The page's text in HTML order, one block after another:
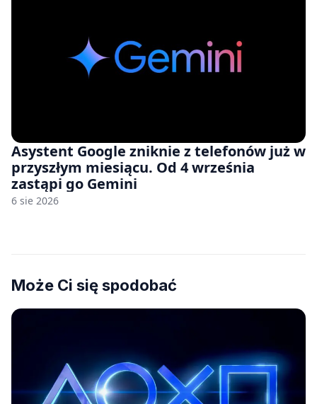
Asystent Google zniknie z telefonów już w
przyszłym miesiącu. Od 4 września
zastąpi go Gemini
6 sie 2026
Może Ci się spodobać